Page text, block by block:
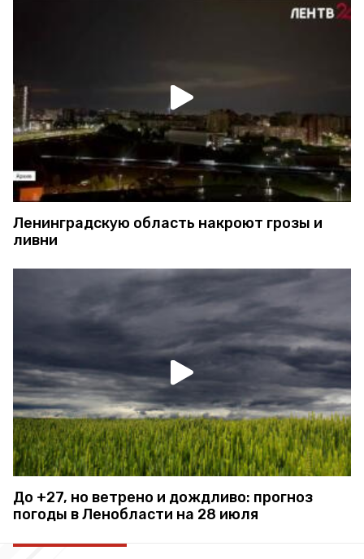
Ленинградскую область накроют грозы и
ливни
До +27, но ветрено и дождливо: прогноз
погоды в Ленобласти на 28 июля